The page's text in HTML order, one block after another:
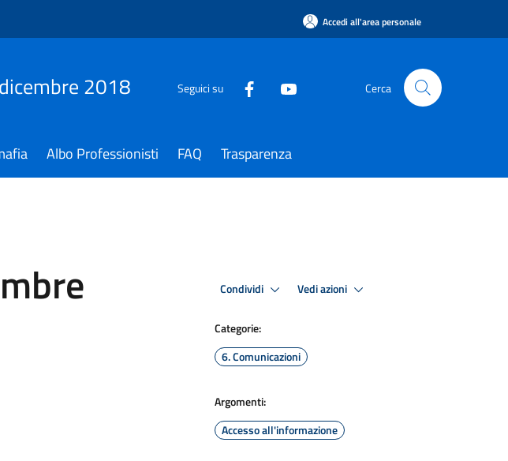
Accedi all'area personale
2018 Seguici su Cerca
Albo Professionisti FAQ Trasparenza
Condividi Vedi azioni
Categorie:
6. Comunicazioni
Argomenti:
Accesso all'informazione